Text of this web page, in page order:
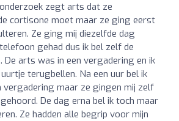
zegt arts dat ze
cortisone moet maar ze ging eerst
Ze ging mij diezelfde dag
gehad dus ik bel zelf de
De arts was in een vergadering en ik
terugbellen. Na een uur bel ik
maar ze gingen mij zelf
De dag erna bel ik toch maar
Ze hadden alle begrip voor mijn